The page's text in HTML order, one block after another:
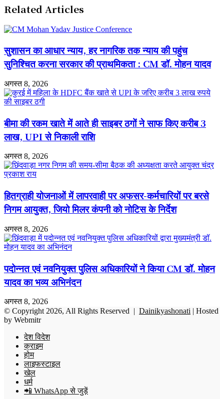
शहरवासी,
रजवाड़ा
परिवार
ने
निःशुल्क
पौधों
का
मुख्यमंत्री
डॉ.
मोहन
यादव
किसानों
के
लिए
किए
अहम
निर्देश
Related Articles
सुशासन का आधार न्याय, हर नागरिक तक न्याय की पहुंच
सुनिश्चित करना सरकार की प्राथमिकता : CM डॉ. मोहन यादव
अगस्त 8, 2026
बीमा की रकम खाते में आते ही साइबर ठगों ने साफ किए करीब 3
लाख, UPI से निकाली राशि
अगस्त 8, 2026
हितग्राही योजनाओं में लापरवाही पर अफसर-कर्मचारियों पर बरसे
निगम आयुक्त, जियो मिलर कंपनी को नोटिस के निर्देश
अगस्त 8, 2026
पदोन्नत एवं नवनियुक्त पुलिस अधिकारियों ने किया CM डॉ. मोहन
यादव का भव्य अभिनंदन
अगस्त 8, 2026
© Copyright 2026, All Rights Reserved | Dainikyashonati | Hosted
by Webmitr
देश विदेश
क्राइम
होम
लाइफस्टाइल
खेल
धर्म
📲 WhatsApp से जुड़ें